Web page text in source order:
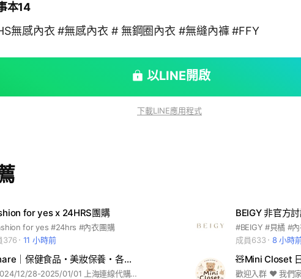
本14
無感內衣 #無感內衣 # 無鋼圈內衣 #無縫內褲 #FFY
以LINE開啟
下載LINE應用程式
for yes x 24HRS團購
for yes #24hrs #內衣團購
376
11 小時前
BEIGY 非官方
成員633
8 小時
Jshare｜保健食品・美妝保養・各國代購
【2024/12/28-2025/01/01 上海連線代購】 團購各種自己愛用品牌的美妝、保健食品、愛用好物，一起變漂亮一起購物一起享受優惠🤍🤍🤍 不定期會有海外精品代購快閃，都是自己出國幫大家一起代買😆😆😆 #保健食品#FFY24內衣#各國代購#日本代購#好市多代購#團購
🧸Mini Closet